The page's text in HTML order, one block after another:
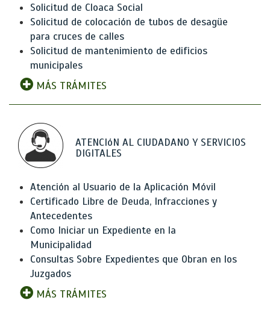
Solicitud de Cloaca Social
Solicitud de colocación de tubos de desagüe
para cruces de calles
Solicitud de mantenimiento de edificios
municipales
MÁS TRÁMITES
ATENCIóN AL CIUDADANO Y SERVICIOS
DIGITALES
Atención al Usuario de la Aplicación Móvil
Certificado Libre de Deuda, Infracciones y
Antecedentes
Como Iniciar un Expediente en la
Municipalidad
Consultas Sobre Expedientes que Obran en los
Juzgados
MÁS TRÁMITES